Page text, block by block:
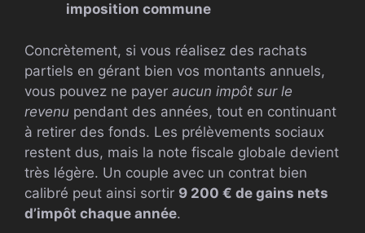
imposition commune
Concrètement, si vous réalisez des rachats
partiels en gérant bien vos montants annuels,
vous pouvez ne payer aucun impôt sur le
revenu pendant des années, tout en continuant
à retirer des fonds. Les prélèvements sociaux
restent dus, mais la note fiscale globale devient
très légère. Un couple avec un contrat bien
calibré peut ainsi sortir 9 200 € de gains nets
d’impôt chaque année.